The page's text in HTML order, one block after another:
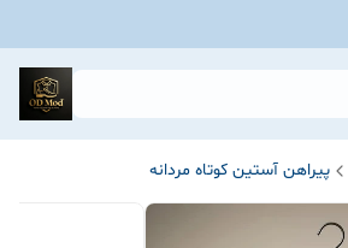
پیراهن آستین کوتاه مردانه